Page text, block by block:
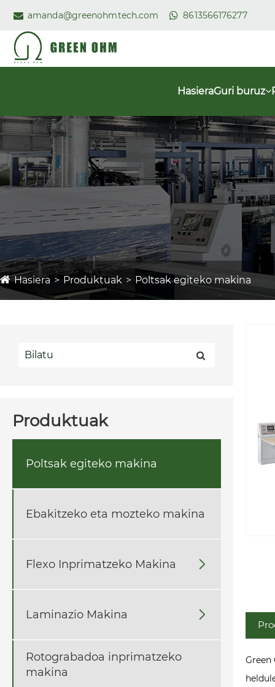
amanda@greenohmtech.com 8613566176277
HasieraGuri buruz
Hasiera Produktuak Poltsak egiteko makina
Produktuak
Poltsak egiteko makina
Ebakitzeko eta mozteko makina
Flexo Inprimatzeko Makina 
Laminazio Makina 
Rotograbadoa inprimatzeko
makina
Green